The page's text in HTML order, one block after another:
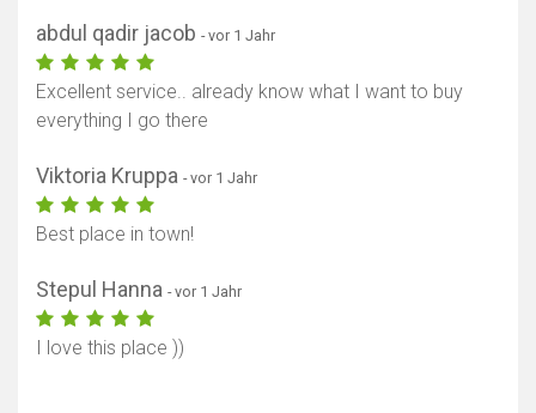
abdul qadir jacob - vor 1 Jahr
Excellent service.. already know what I want to buy
everything I go there
Viktoria Kruppa - vor 1 Jahr
Best place in town!
Stepul Hanna - vor 1 Jahr
I love this place ))